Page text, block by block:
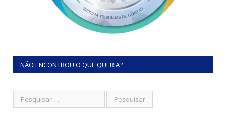
NÃO ENCONTROU O QUE QUERIA?